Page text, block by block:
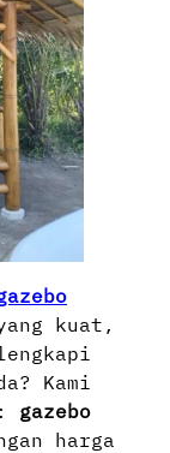
kuat,
Kami
gazebo
harga